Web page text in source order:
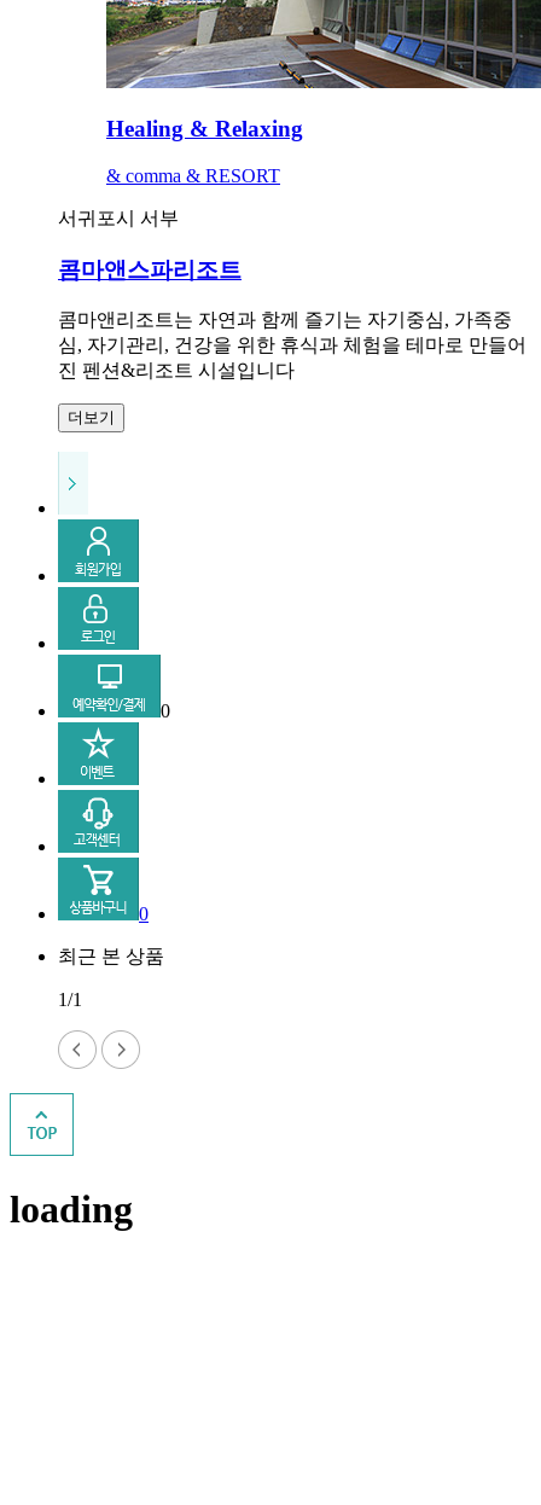
Healing & Relaxing
& comma & RESORT
서귀포시 서부
콤마앤스파리조트
콤마앤리조트는 자연과 함께 즐기는 자기중심, 가족중
심, 자기관리, 건강을 위한 휴식과 체험을 테마로 만들어
진 펜션&리조트 시설입니다
더보기
0
0
최근 본 상품
1/1
loading